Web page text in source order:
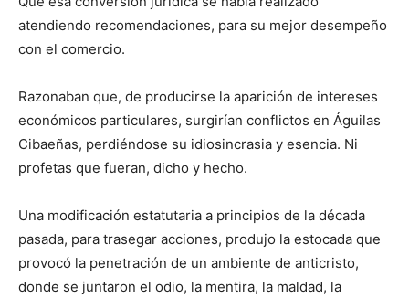
atendiendo recomendaciones, para su mejor desempeño
con el comercio.
Razonaban que, de producirse la aparición de intereses
económicos particulares, surgirían conflictos en Águilas
Cibaeñas, perdiéndose su idiosincrasia y esencia. Ni
profetas que fueran, dicho y hecho.
Una modificación estatutaria a principios de la década
pasada, para trasegar acciones, produjo la estocada que
provocó la penetración de un ambiente de anticristo,
donde se juntaron el odio, la mentira, la maldad, la